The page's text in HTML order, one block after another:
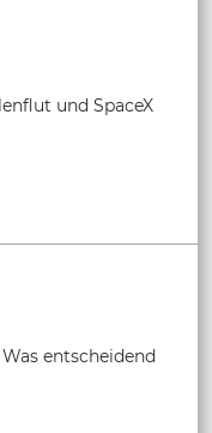
und SpaceX
entscheidend